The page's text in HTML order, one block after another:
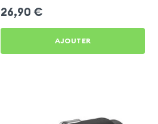
26,90 €
AJOUTER